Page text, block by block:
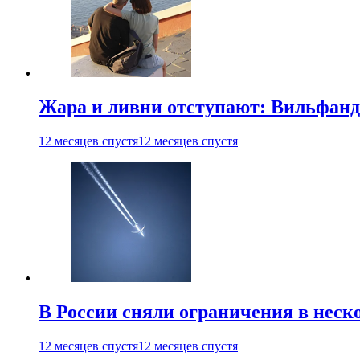
Жара и ливни отступают:
12 месяцев спустя12 месяцев спустя
В России сняли ограничения в
12 месяцев спустя12 месяцев спустя